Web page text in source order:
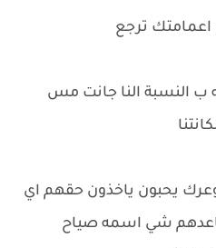
ترجع
ب النسبة النا جانت مس
يحبون ياخذون حقهم اي
شي اسمه صياح